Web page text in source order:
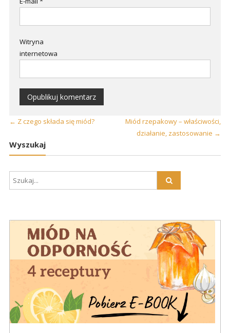
Witryna
internetowa
← Z czego składa się miód?
Miód rzepakowy – właściwości,
działanie, zastosowanie →
Wyszukaj